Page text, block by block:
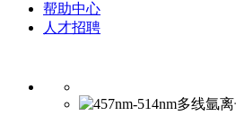
帮助中心
人才招聘